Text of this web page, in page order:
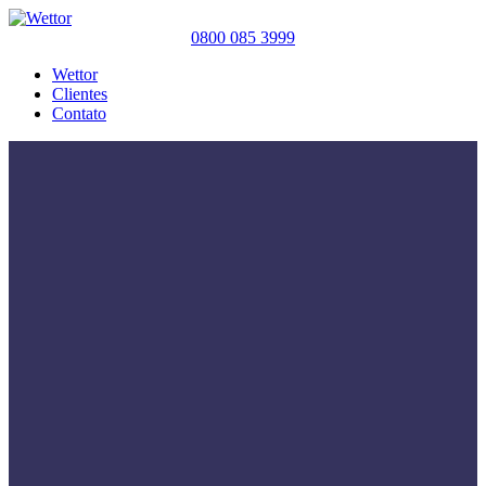
0800 085 3999
Wettor
Clientes
Contato